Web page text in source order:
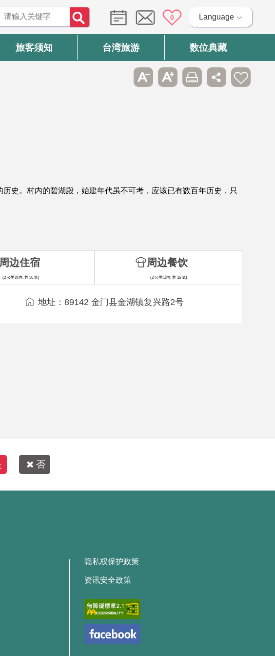
0 Language
旅客须知 台湾旅游 数位典藏
史。村内的碧湖殿，始建年代虽不可考，应该已有数百年历史，只
地址：89142 金门县金湖镇复兴路2号
周边住宿
(2 公里以内, 共 56 笔)
周边餐饮
(2 公里以内, 共 16 笔)
否
隐私权保护政策
资讯安全政策